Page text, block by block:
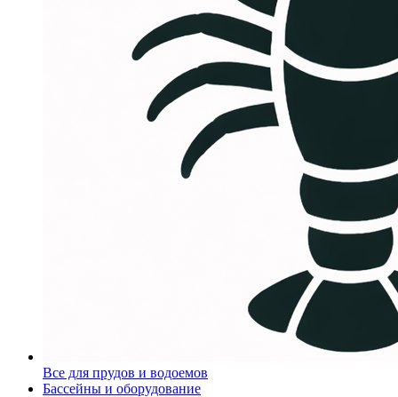
Все для прудов и водоемов
Бассейны и оборудование